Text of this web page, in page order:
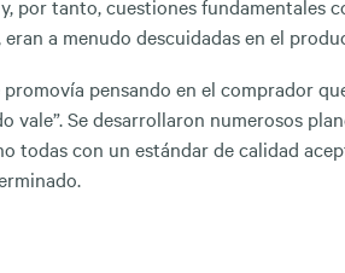
por tanto, cuestiones fundamentales
a menudo descuidadas en el
promovía pensando en el comprador
vale”. Se desarrollaron numerosos
todas con un estándar de calidad